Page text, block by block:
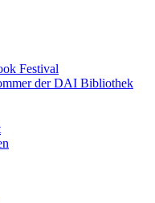
Festival
der DAI Bibliothek